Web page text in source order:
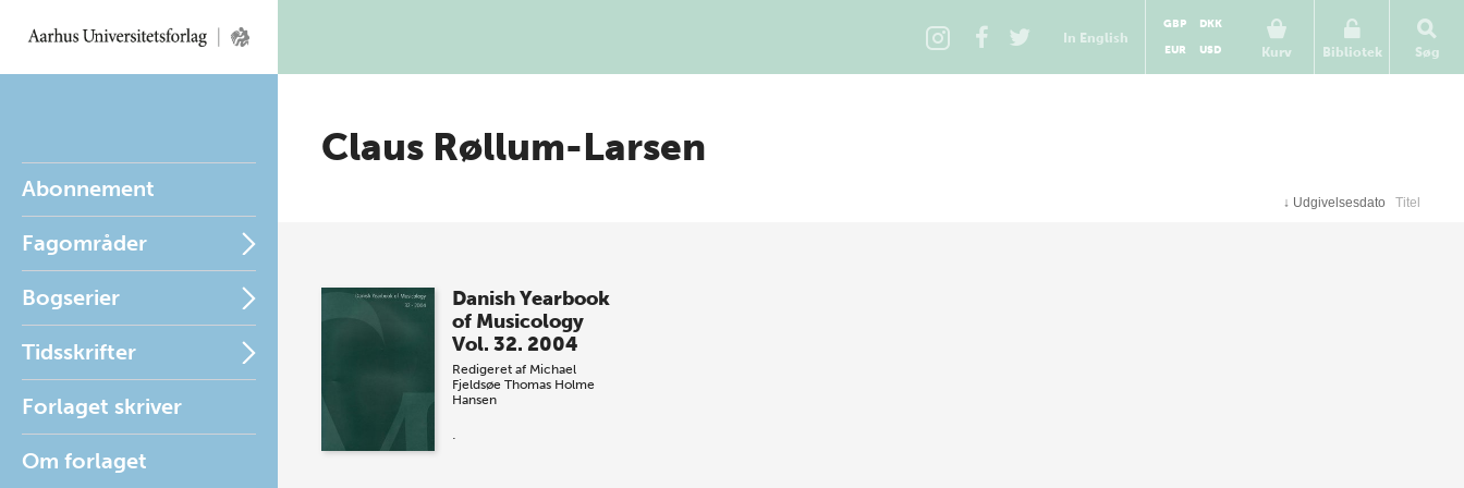
In English
Kurv
GBP
DKK
EUR
USD Bibliotek Søg
Abonnement
Fagområder
Bogserier
Tidsskrifter
Forlaget skriver
Om forlaget
Claus Røllum-Larsen
↓ Udgivelsesdato Titel
Danish Yearbook
of Musicology
Vol. 32. 2004
Redigeret af Michael
Fjeldsøe Thomas Holme
Hansen
.